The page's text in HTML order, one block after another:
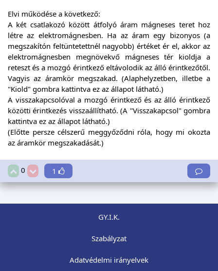
Elvi működése a következő:
A két csatlakozó között átfolyó áram mágneses teret hoz
létre az elektromágnesben. Ha az áram egy bizonyos (a
megszakítón feltüntetettnél nagyobb) értéket ér el, akkor az
elektromágnesben megnövekvő mágneses tér kioldja a
reteszt és a mozgó érintkező eltávolodik az álló érintkezőtől.
Vagyis az áramkör megszakad. (Alaphelyzetben, illetbe a
"Kiold" gombra kattintva ez az állapot látható.)
A visszakapcsolóval a mozgó érintkező és az álló érintkező
közötti érintkezés visszaállítható. (A "Visszakapcsol" gombra
kattintva ez az állapot látható.)
(Előtte persze célszerű meggyőződni róla, hogy mi okozta
az áramkör megszakadását.)
0 1
GY.I.K.
Szabályzat
Adatvédelmi irányelvek